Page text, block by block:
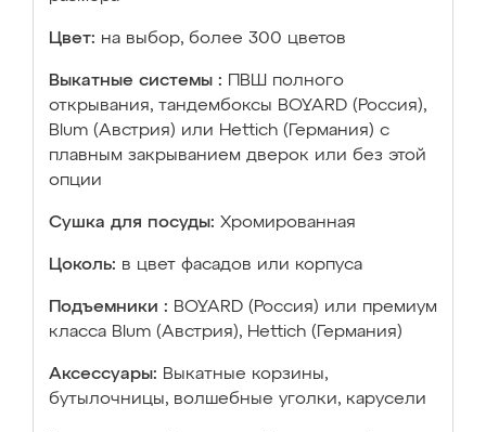
Цвет: на выбор, более 300 цветов
Выкатные системы :
ПВШ полного
открывания, тандембоксы BOYARD (Россия),
Blum (Австрия) или Hettich (Германия) с
плавным закрыванием дверок или без этой
опции
Сушка для посуды: Хромированная
Цоколь: в цвет фасадов или корпуса
Подъемники : BOYARD (Россия) или премиум
класса Blum (Австрия), Hettich (Германия)
Аксессуары: Выкатные корзины,
бутылочницы, волшебные уголки, карусели